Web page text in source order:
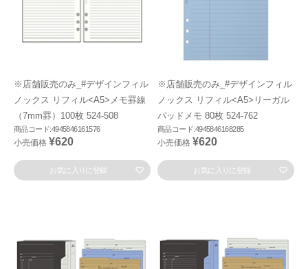
※店舗販売のみ_#デザインフィル
ノックス リフィル<A5>メモ罫線
（7mm罫）100枚 524-508
商品コード:4945846161576
小売価格 ¥620
お気に入りに登録
※店舗販売のみ_#デザインフィル
ノックス リフィル<A5>リーガル
パッドメモ 80枚 524-762
商品コード:4945846168285
小売価格 ¥620
お気に入りに登録